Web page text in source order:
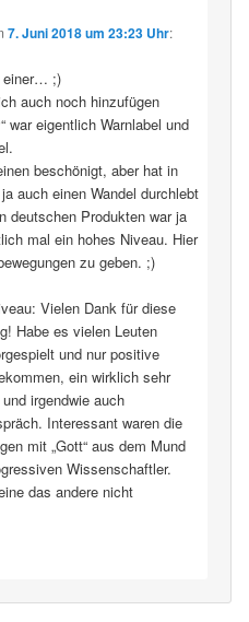
7. Juni 2018 um 23:23 Uhr:
einer… ;)
auch noch hinzufügen
war eigentlich Warnlabel und
beschönigt, aber hat in
auch einen Wandel durchlebt
deutschen Produkten war ja
mal ein hohes Niveau. Hier
zu geben. ;)
Vielen Dank für diese
Habe es vielen Leuten
und nur positive
ein wirklich sehr
irgendwie auch
Interessant waren die
mit „Gott“ aus dem Mund
Wissenschaftler.
das andere nicht